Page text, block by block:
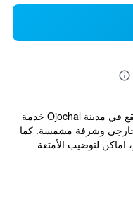
يوفر Hotel El Mono Feliz المريح والذي يقع في مدينة Ojochal خدمة
خارجي وشرفة مشمسة. كما
اماكن لتوضيب الأمتعة